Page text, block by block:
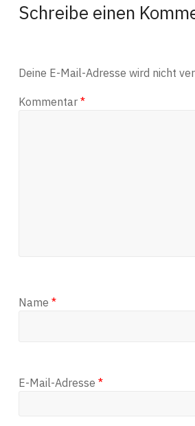
Schreibe einen
Deine E-Mail-Adresse wird nicht
Kommentar *
Name *
E-Mail-Adresse *